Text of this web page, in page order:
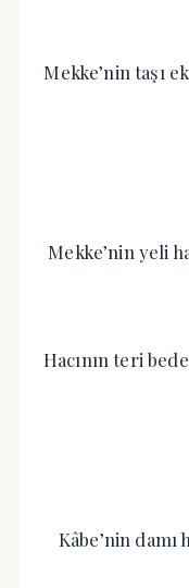
Mekke’nin taşı
Mekke’nin yeli
Hacının teri
Kâbe’nin damı